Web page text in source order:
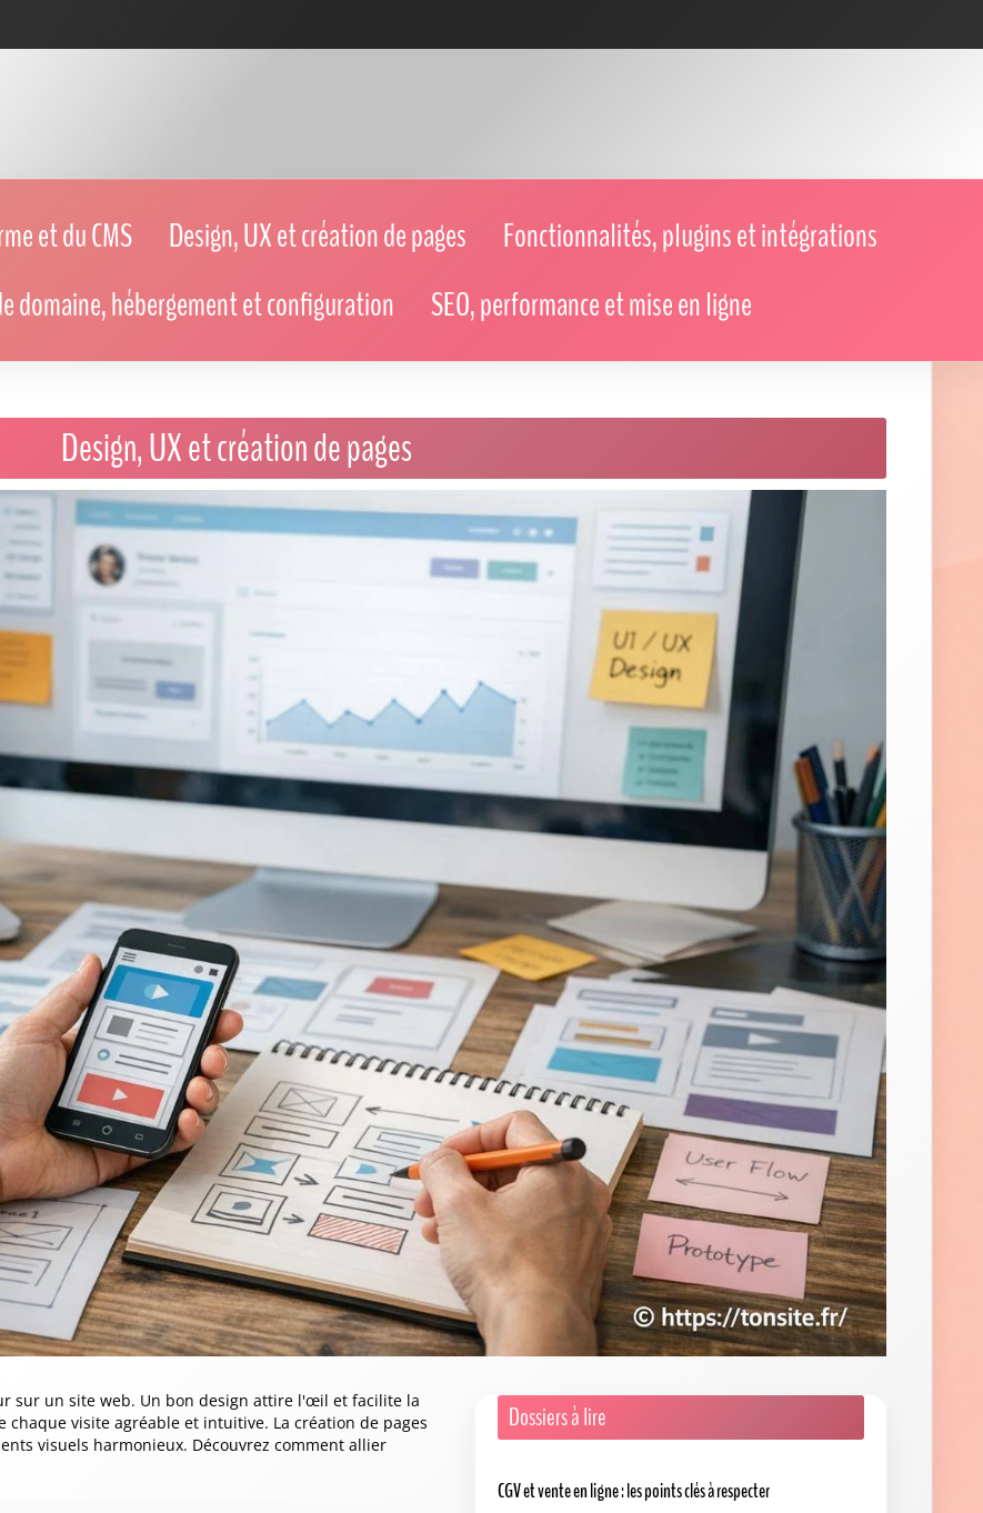
et du CMS Design, UX et création de pages
Fonctionnalités, plugins et intégrations
domaine, hébergement et configuration SEO, performance et mise en ligne
Design, UX et création de pages
sur un site web. Un bon design attire l'œil et facilite la
visite agréable et intuitive. La création de pages
visuels harmonieux. Découvrez comment allier
Dossiers à lire
CGV et vente en ligne : les points clés à respecter